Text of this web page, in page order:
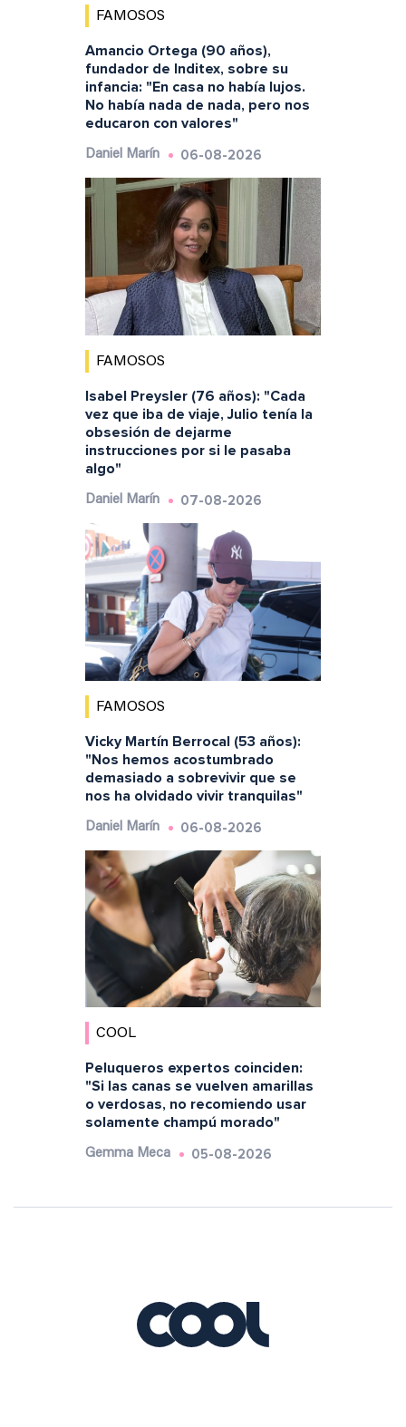
FAMOSOS
Amancio Ortega (90 años),
fundador de Inditex, sobre su
infancia: "En casa no había lujos.
No había nada de nada, pero nos
educaron con valores"
Daniel Marín 06-08-2026
FAMOSOS
Isabel Preysler (76 años): "Cada
vez que iba de viaje, Julio tenía la
obsesión de dejarme
instrucciones por si le pasaba
algo"
Daniel Marín 07-08-2026
FAMOSOS
Vicky Martín Berrocal (53 años):
"Nos hemos acostumbrado
demasiado a sobrevivir que se
nos ha olvidado vivir tranquilas"
Daniel Marín 06-08-2026
COOL
Peluqueros expertos coinciden:
"Si las canas se vuelven amarillas
o verdosas, no recomiendo usar
solamente champú morado"
Gemma Meca 05-08-2026